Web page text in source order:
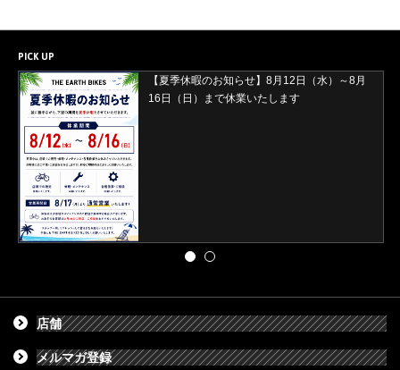
PICK UP
【夏季休暇のお知らせ】8月12日（水）～8月
16日（日）まで休業いたします
【2026年8月29日(土)・30日(日)開催】ORBEA
試乗会＆バレイワークス買取イベント開催
店舗
メルマガ登録